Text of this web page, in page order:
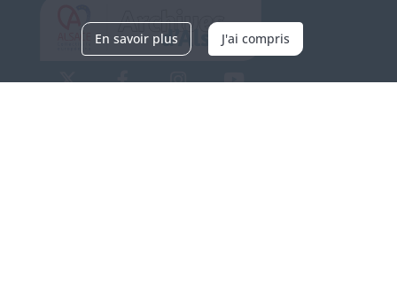
En savoir plus J'ai compris